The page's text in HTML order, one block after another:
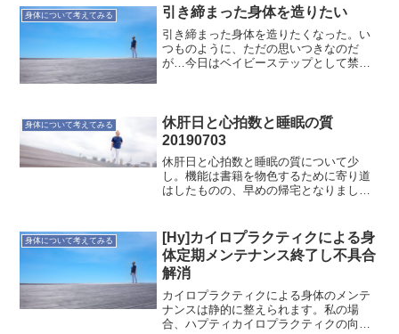
な。こういう時は、なるべく早く寝るに
限る。風呂に入って寝よう
身体について考えてみる 引き締まった身体を造りたい
引き締まった身体を造りたくなった。い
つものように、ただの思いつきなのだ
が…今日はベイビーステップとして禁
身体について考えてみる
休肝日と心拍数と睡眠の質
20190703
休肝日と心拍数と睡眠の質について少
し。機能は書籍を物色するために寄り道
はしたものの、早めの帰宅となりまし
ったので、すぐに風呂へ。今日、集中し
たいことがあったので、ローラ...
身体について考えてみる
[Hy]カイロプラクティクによる身
体定期メンテナンス終了し不具合
解消
カイロプラクティクによる身体のメンテ
ナンスは静的に整えられます。私の場
合、ハプティカイロプラクティクの向山